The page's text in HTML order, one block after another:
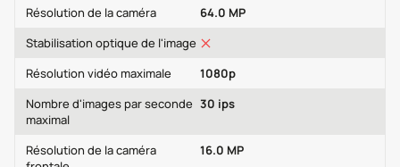
Résolution de la caméra
64.0 MP
Stabilisation optique de l'image
Résolution vidéo maximale
1080p
Nombre d'images par seconde
maximal
30 ips
Résolution de la caméra
16.0 MP